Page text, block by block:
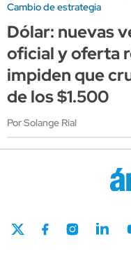
Cambio de estrategia
Dólar: nuevas
oficial y oferta
impiden que
de los $1.500
Por Solange Rial